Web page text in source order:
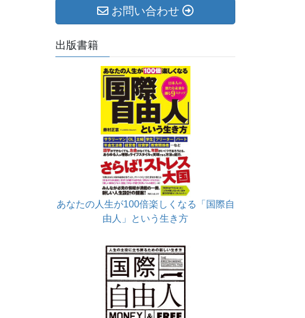
お問い合わせ
出版書籍
あなたの人生が100倍楽しくなる「国際自
由人」という生き方